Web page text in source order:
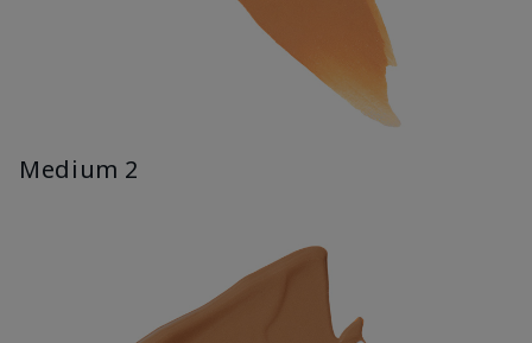
Medium 2